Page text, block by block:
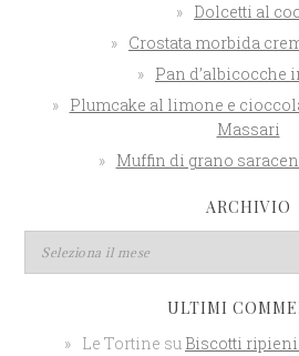
Dolcetti al
Crostata morbida
Pan d’albicocche
Plumcake al limone e
Massari
Muffin di grano
ARCHIVIO
ULTIMI
Le Tortine su Biscotti